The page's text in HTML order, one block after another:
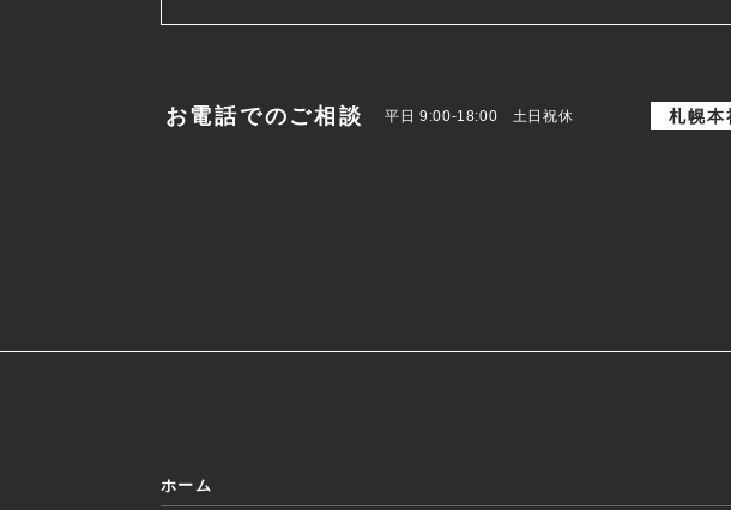
お電話でのご相談 平日 9:00-18:00 土日祝休 札幌本
ホーム